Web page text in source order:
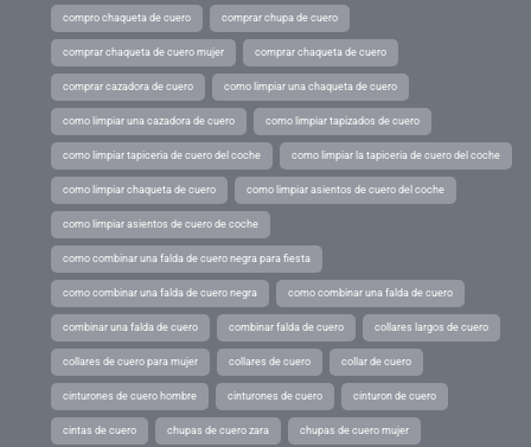
compro chaqueta de cuero comprar chupa de cuero
comprar chaqueta de cuero mujer comprar chaqueta de cuero
comprar cazadora de cuero como limpiar una chaqueta de cuero
como limpiar una cazadora de cuero como limpiar tapizados de cuero
como limpiar tapiceria de cuero del coche como limpiar la tapiceria de cuero del coche
como limpiar chaqueta de cuero como limpiar asientos de cuero del coche
como limpiar asientos de cuero de coche
como combinar una falda de cuero negra para fiesta
como combinar una falda de cuero negra como combinar una falda de cuero
combinar una falda de cuero combinar falda de cuero collares largos de cuero
collares de cuero para mujer collares de cuero collar de cuero
cinturones de cuero hombre cinturones de cuero cinturon de cuero
cintas de cuero chupas de cuero zara chupas de cuero mujer